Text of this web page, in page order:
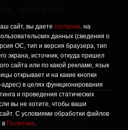
сайт, вы даете согласие. на
данных (сведения о
ОС, тип и версия браузера, тип
экрана, источник, откуда пришел
сайта или по какой рекламе, язык
открывает и на какие кнопки
в целях функционирования
и проведения статических
вы не хотите, чтобы ваши
С условиями обработки файлов
в Политике.
СОУТ
для просмотра лицам
реестровая запись о
информации: серия Эл №
года, зарегистрировано